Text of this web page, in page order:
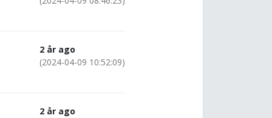
2 år ago
(2024-04-09 10:52:09)
2 år ago